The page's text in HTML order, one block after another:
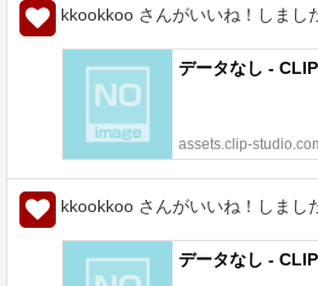
kkookkoo さんがいいね！しまし
データなし -
assets.clip-
kkookkoo さんがいいね！しまし
データなし -